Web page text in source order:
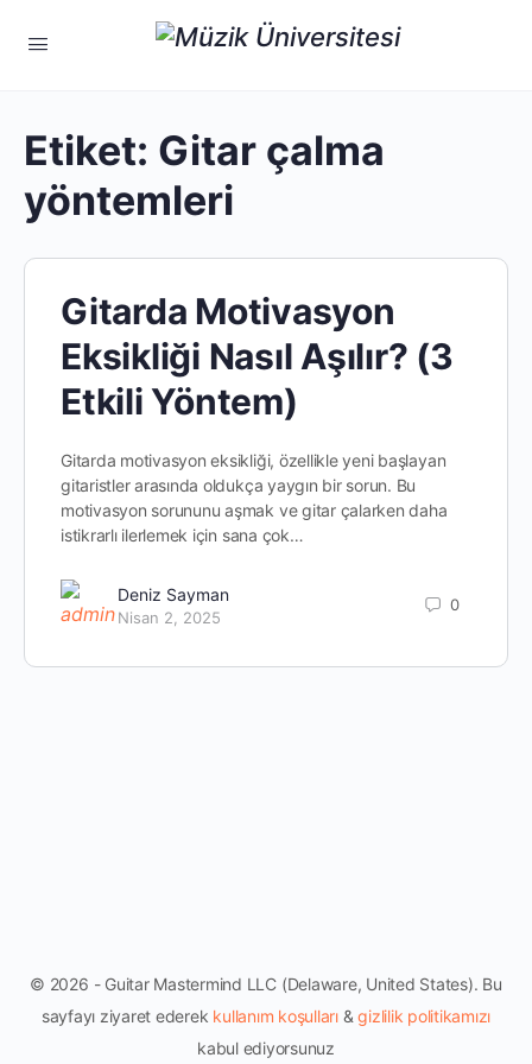
Etiket: Gitar çalma
yöntemleri
Gitarda Motivasyon
Eksikliği Nasıl Aşılır? (3
Etkili Yöntem)
Gitarda motivasyon eksikliği, özellikle yeni başlayan
gitaristler arasında oldukça yaygın bir sorun. Bu
motivasyon sorununu aşmak ve gitar çalarken daha
istikrarlı ilerlemek için sana çok…
Deniz Sayman
Nisan 2, 2025
0
© 2026 - Guitar Mastermind LLC (Delaware, United States). Bu
sayfayı ziyaret ederek kullanım koşulları&gizlilik politikamızı
kabul ediyorsunuz